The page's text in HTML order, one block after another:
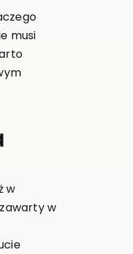
musi
w
w